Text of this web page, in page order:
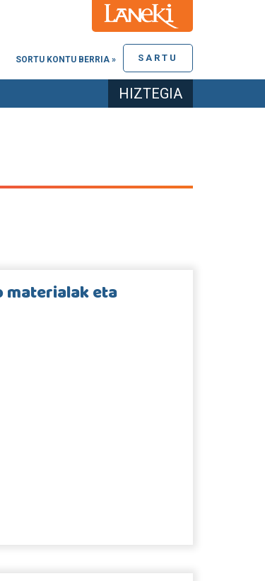
SARTU
SORTU KONTU BERRIA »
HIZTEGIA
materialak eta